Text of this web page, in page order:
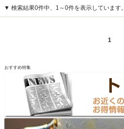
キッズルーム
安い デート
▼ 検索結果0件中、1～0件を表示しています。
1
おすすめ特集